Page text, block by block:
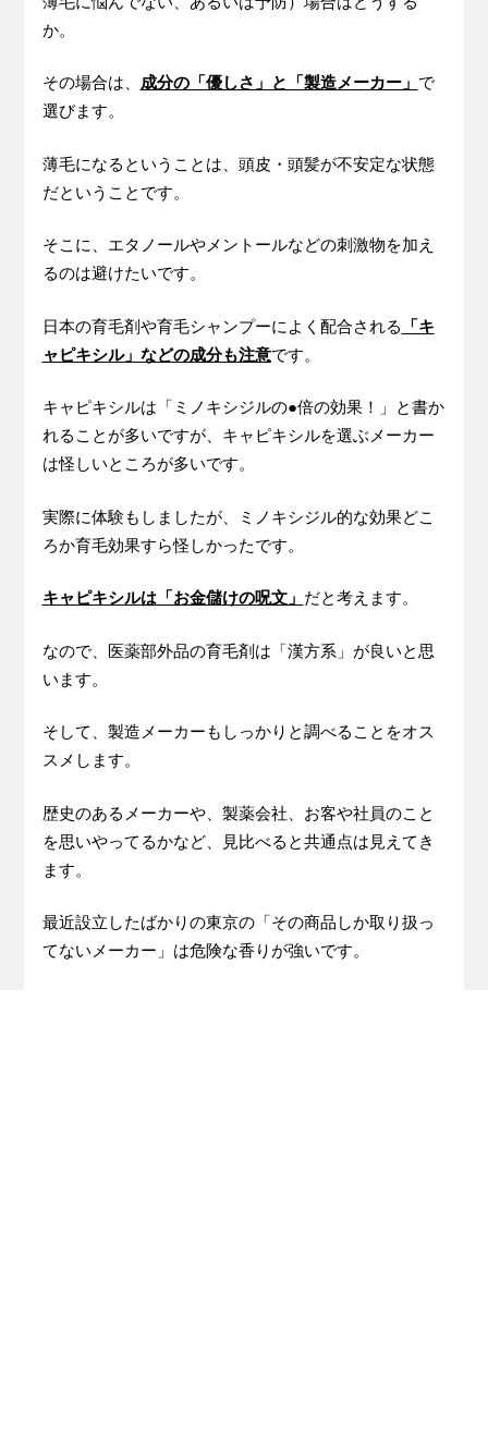
か。
その場合は、 成分の「優しさ」と「製造メーカー」 で
選びます。
薄毛になるということは、頭皮・頭髪が不安定な状態
だということです。
そこに、エタノールやメントールなどの刺激物を加え
るのは避けたいです。
日本の育毛剤や育毛シャンプーによく配合される 「キ
ャピキシル」などの成分も注意です。
キャピキシルは「ミノキシジルの●倍の効果！」と書か
れることが多いですが、キャピキシルを選ぶメーカー
は怪しいところが多いです。
実際に体験もしましたが、ミノキシジル的な効果どこ
ろか育毛効果すら怪しかったです。
キャピキシルは「お金儲けの呪文」 だと考えます。
なので、医薬部外品の育毛剤は「漢方系」が良いと思
います。
そして、製造メーカーもしっかりと調べることをオス
スメします。
歴史のあるメーカーや、製薬会社、お客や社員のこと
を思いやってるかなど、見比べると共通点は見えてき
ます。
最近設立したばかりの東京の「その商品しか取り扱っ
てないメーカー」は危険な香りが強いです。